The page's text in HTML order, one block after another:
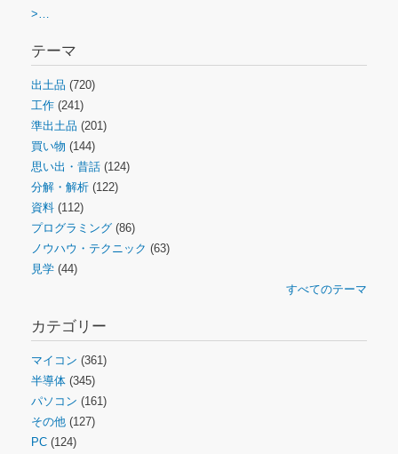
>…
テーマ
出土品 (720)
工作 (241)
準出土品 (201)
買い物 (144)
思い出・昔話 (124)
分解・解析 (122)
資料 (112)
プログラミング (86)
ノウハウ・テクニック (63)
見学 (44)
すべてのテーマ
カテゴリー
マイコン (361)
半導体 (345)
パソコン (161)
その他 (127)
PC (124)